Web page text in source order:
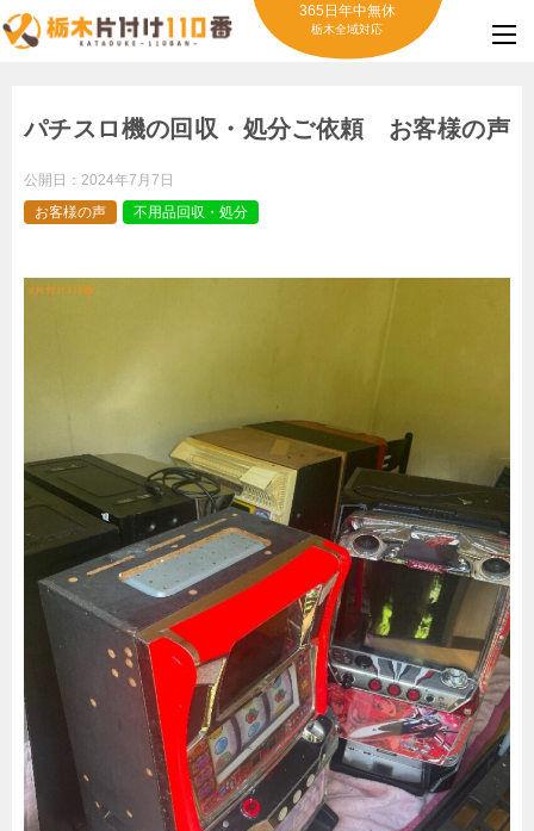
365日年中無休
栃木全域対応
パチスロ機の回収・処分ご依頼 お客様の声
公開日： 2024年7月7日
お客様の声
不用品回収・処分